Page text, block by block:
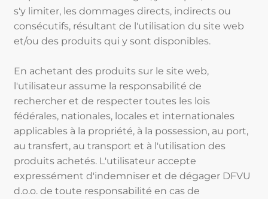
s'y limiter, les dommages directs, indirects ou
consécutifs, résultant de l'utilisation du site web
et/ou des produits qui y sont disponibles.
En achetant des produits sur le site web,
l'utilisateur assume la responsabilité de
rechercher et de respecter toutes les lois
fédérales, nationales, locales et internationales
applicables à la propriété, à la possession, au port,
au transfert, au transport et à l'utilisation des
produits achetés. L'utilisateur accepte
expressément d'indemniser et de dégager DFVU
d.o.o. de toute responsabilité en cas de